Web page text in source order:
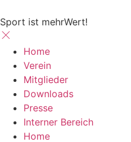
Sport ist mehrWert!
Home
Verein
Mitglieder
Downloads
Presse
Interner Bereich
Home